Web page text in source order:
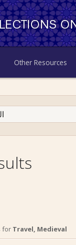
Other Resources
Arabic
for Travel, Medieval